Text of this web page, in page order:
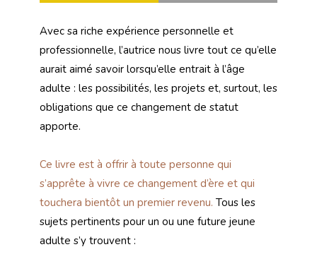
Avec sa riche expérience personnelle et
professionnelle, l’autrice nous livre tout ce qu’elle
aurait aimé savoir lorsqu’elle entrait à l’âge
adulte : les possibilités, les projets et, surtout, les
obligations que ce changement de statut
apporte.
Ce livre est à offrir à toute personne qui
s’apprête à vivre ce changement d’ère et qui
touchera bientôt un premier revenu. Tous les
sujets pertinents pour un ou une future jeune
adulte s’y trouvent :